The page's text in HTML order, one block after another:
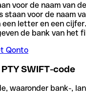
voor de naam van
staan voor de naam
letter en een
de bank van het
Qonto
PTY SWIFT-code
waaronder bank-,